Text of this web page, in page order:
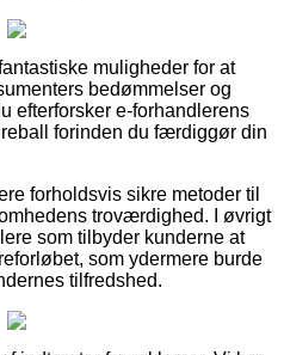
muligheder for at
bedømmelser og
efterforsker e-forhandlerens
forinden du færdiggør din
forholdsvis sikre metoder til
troværdighed. I øvrigt
som tilbyder kunderne at
som ydermere burde
tilfredshed.